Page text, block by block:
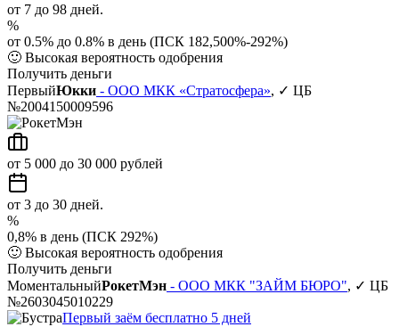
от 7 до 98 дней.
%
от 0.5% до 0.8% в день (ПСК 182,500%-292%)
🙂 Высокая вероятность одобрения
Получить деньги
ПервыйЮкки - ООО МКК «Стратосфера», ✓ ЦБ
№2004150009596
от 5 000 до 30 000 рублей
от 3 до 30 дней.
%
0,8% в день (ПСК 292%)
🙂 Высокая вероятность одобрения
Получить деньги
МоментальныйРокетМэн - ООО МКК "ЗАЙМ БЮРО", ✓ ЦБ
№2603045010229
Первый заём бесплатно 5 дней